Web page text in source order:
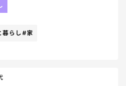
って
かったからな～😂
がら育児。
暮らし #家